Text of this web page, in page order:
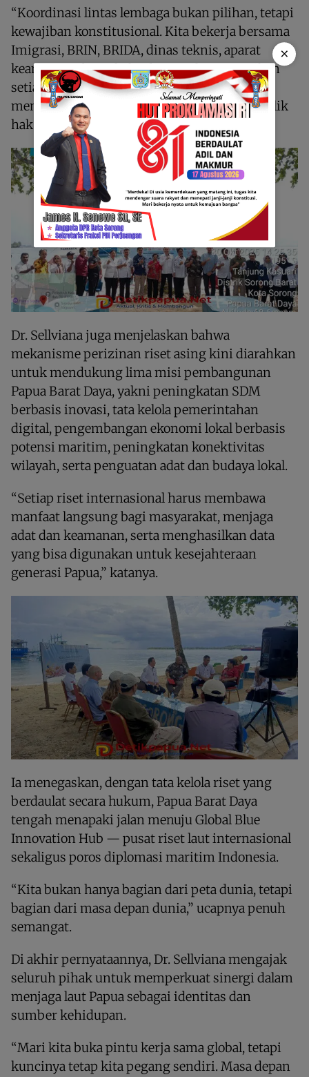
“Koordinasi lintas lembaga bukan pilihan, tetapi
kewajiban konstitusional. Kita bekerja bersama
Imigrasi, BRIN, BRIDA, dinas teknis, aparat
keamanan, dan tokoh adat untuk memastikan
setiap penelitian berjalan sesuai hukum dan
menghormati masyarakat adat sebagai pemilik
hak ulayat,” paparnya.
Dr. Sellviana juga menjelaskan bahwa
mekanisme perizinan riset asing kini diarahkan
untuk mendukung lima misi pembangunan
Papua Barat Daya, yakni peningkatan SDM
berbasis inovasi, tata kelola pemerintahan
digital, pengembangan ekonomi lokal berbasis
potensi maritim, peningkatan konektivitas
wilayah, serta penguatan adat dan budaya lokal.
“Setiap riset internasional harus membawa
manfaat langsung bagi masyarakat, menjaga
adat dan keamanan, serta menghasilkan data
yang bisa digunakan untuk kesejahteraan
generasi Papua,” katanya.
Ia menegaskan, dengan tata kelola riset yang
berdaulat secara hukum, Papua Barat Daya
tengah menapaki jalan menuju Global Blue
Innovation Hub — pusat riset laut internasional
sekaligus poros diplomasi maritim Indonesia.
“Kita bukan hanya bagian dari peta dunia, tetapi
bagian dari masa depan dunia,” ucapnya penuh
semangat.
Di akhir pernyataannya, Dr. Sellviana mengajak
seluruh pihak untuk memperkuat sinergi dalam
menjaga laut Papua sebagai identitas dan
sumber kehidupan.
“Mari kita buka pintu kerja sama global, tetapi
kuncinya tetap kita pegang sendiri. Masa depan
×